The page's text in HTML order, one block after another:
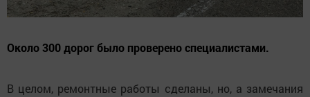
Около 300 дорог было проверено специалистами.
В целом, ремонтные работы сделаны, но, а замечания